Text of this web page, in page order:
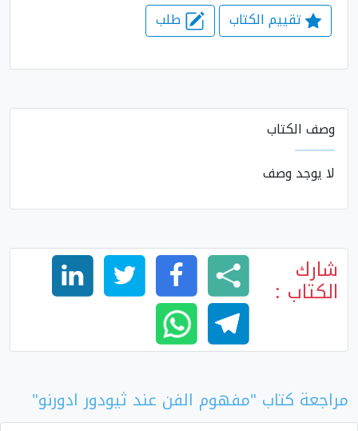
تقييم الكتاب
طلب
وصف الكتاب
لا يوجد وصف
شارك
الكتاب :
مراجعة كتاب "مفهوم الفن عند ثيودور ادورنو"